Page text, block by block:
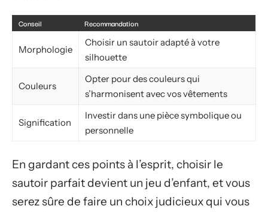
Conseil Recommandation
Morphologie
Choisir un sautoir adapté à votre
silhouette
Couleurs
Opter pour des couleurs qui
s’harmonisent avec vos vêtements
Signification
Investir dans une pièce symbolique ou
personnelle
En gardant ces points à l’esprit, choisir le
sautoir parfait devient un jeu d’enfant, et vous
serez sûre de faire un choix judicieux qui vous